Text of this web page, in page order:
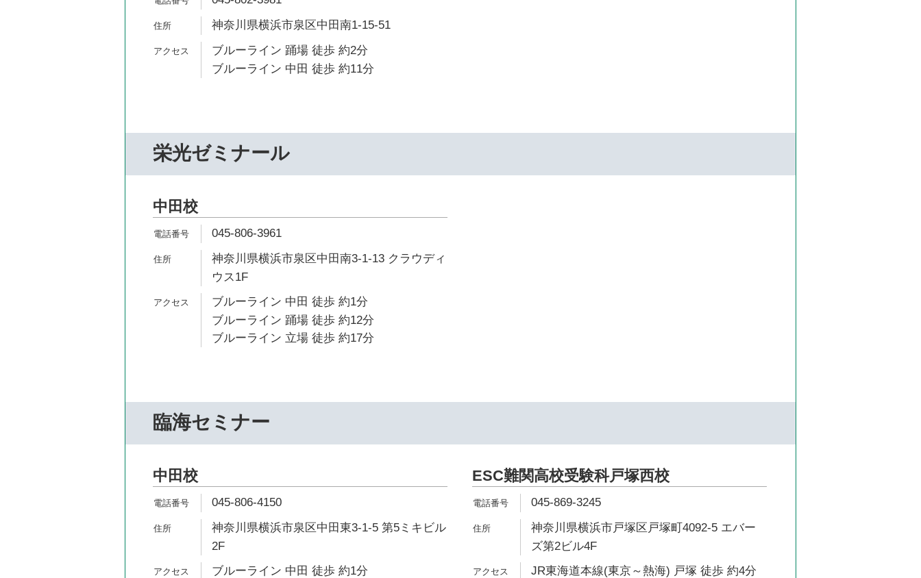
神奈川県横浜市泉区中田南1-15-51
ブルーライン 踊場 徒歩 約2分
ブルーライン 中田 徒歩 約11分
栄光ゼミナール
中田校
045-806-3961
神奈川県横浜市泉区中田南3-1-13 クラウディ
ウス1F
ブルーライン 中田 徒歩 約1分
ブルーライン 踊場 徒歩 約12分
ブルーライン 立場 徒歩 約17分
臨海セミナー
中田校
045-806-4150
神奈川県横浜市泉区中田東3-1-5 第5ミキビル
2F
ブルーライン 中田 徒歩 約1分
ESC難関高校受験科戸塚西校
045-869-3245
神奈川県横浜市戸塚区戸塚町4092-5 エバー
ズ第2ビル4F
JR東海道本線(東京～熱海) 戸塚 徒歩 約4分